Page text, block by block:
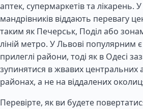
аптек, супермаркетів та лікарень.
мандрівників віддають перевагу
таким як Печерськ, Поділ або
ліній метро. У Львові популярним
прилеглі райони, тоді як в Одесі
зупинятися в жвавих
районах, а не на віддалених
Перевірте, як ви будете